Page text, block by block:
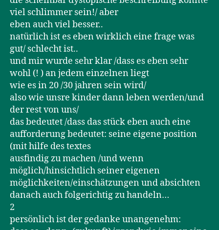
viel schlimmer sein!/ aber
eben auch viel besser..
natürlich ist es eben wirklich eine frage was
gut/ schlecht ist..
und mir wurde sehr klar /dass es eben sehr
wohl (! ) an jedem einzelnen liegt
wie es in 20 /30 jahren sein wird/
also wie unsre kinder dann leben werden/und
der rest von uns/
das bedeutet /dass das stück eben auch eine
aufforderung bedeutet: seine eigene position
(mit hilfe des textes
ausfindig zu machen /und wenn
möglich/hinsichtlich seiner eigenen
möglichkeiten/einschätzungen und absichten
danach auch folgerichtig zu handeln…
2
persönlich ist der gedanke unangenehm: